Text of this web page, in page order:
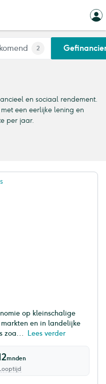
2
en sociaal rendement.
een eerlijke lening en
per jaar.
op kleinschalige
en in landelijke
zoa...
Lees verder
mnden